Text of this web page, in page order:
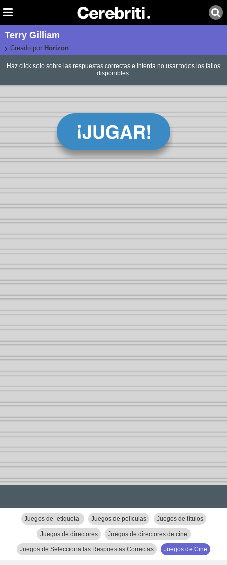
Terry Gilliam
Creado por: Horizon
Haz click solo sobre las respuestas correctas e intenta no usar todos los fallos
disponibles.
Juegos de -etiqueta- Juegos de películas Juegos de títulos
Juegos de directores Juegos de directores de cine
Juegos de Selecciona las Respuestas Correctas Juegos de Cine